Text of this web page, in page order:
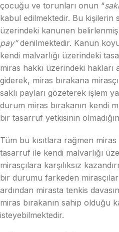
çocuğu ve torunları onun “
kabul edilmektedir. Bu kişilerin
üzerindeki kanunen
pay”denilmektedir. Kanun
kendi malvarlığı üzerindeki
miras hakkı üzerindeki hakları
giderek, miras bırakana
saklı payları gözeterek işlem
durum miras bırakanın kendi
bir tasarruf yetkisinin
Tüm bu kısıtlara rağmen
tasarruf ile kendi malvarlığı
mirasçılara karşılıksız
bir durumu farkeden
ardından mirasta tenkis
miras bırakanın sahip olduğu
isteyebilmektedir.